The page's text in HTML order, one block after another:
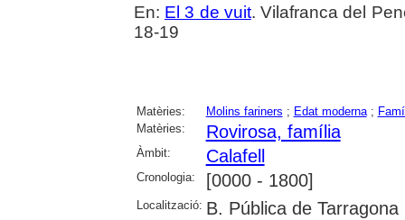
En: El 3 de vuit. Vilafranca del
18-19
Matèries: Molins fariners ; Edat moderna;
Matèries:
Rovirosa, família
Àmbit: Calafell
Cronologia: [0000 - 1800]
Localització: B. Pública de Tarragona